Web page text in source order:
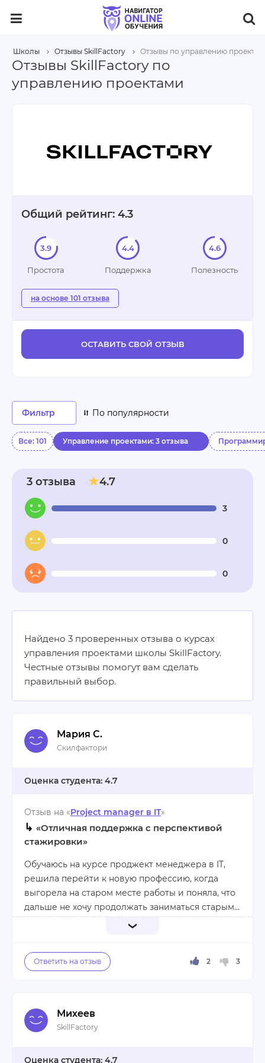
Школы Отзывы SkillFactory Отзывы по управлению
Отзывы SkillFactory по
управлению проектами
Найдено 3 проверенных отзыва о курсах
управления проектами школы SkillFactory.
Честные отзывы помогут вам сделать
правильный выбор.
Мария С.
Скилфактори
4.7
Отзыв на «Project manager в IT»
↳ «Отличная поддержка с перспективой
стажировки»
Обучаюсь на курсе проджект менеджера в IT,
решила перейти к новую профессию, когда
выгорела на старом месте работы и поняла, что
дальше не хочу продолжать заниматься старым
делом. Skillfactory сильно привлёк
обучения весьма насыщена.
Практики очень много, любые непонятные
вопросы объясняют менторы в специальном
Проблемные вопросы разбираются на
вебинарах.
Радует перспектива возможной стажировки для
Михеев
SkillFactory
4.7
Общий рейтинг: 4.3
3.9
Простота
4.4
Поддержка
4.6
Полезность
на основе 101 отзыва
ОСТАВИТЬ СВОЙ ОТЗЫВ
Фильтр По популярности
Все: 101 Управление проектами: 3 отзыва
3 отзыва 4.7
3
0
0